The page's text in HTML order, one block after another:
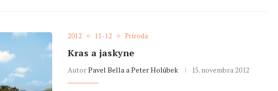
2012 11-12 Príroda
Kras a jaskyne
AutorPavel Bella a Peter Holúbek 15. novembra 2012